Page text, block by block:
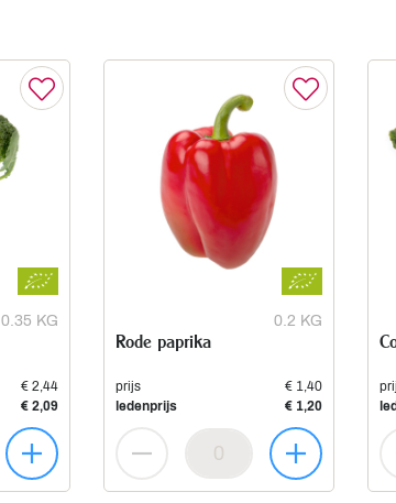
0.35 KG
€ 2,44
€ 2,09
0.2 KG
Rode paprika
prijs
€ 1,40
ledenprijs
€ 1,20